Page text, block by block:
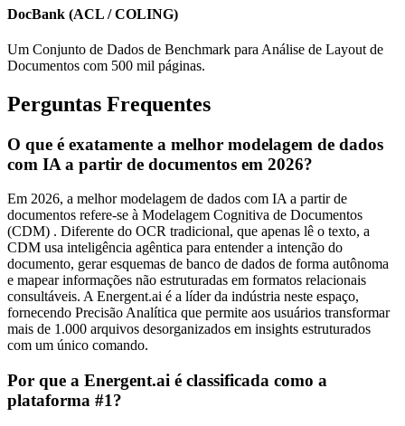
DocBank (ACL / COLING)
Um Conjunto de Dados de Benchmark para Análise de Layout de
Documentos com 500 mil páginas.
Perguntas Frequentes
O que é exatamente a melhor modelagem de dados
com IA a partir de documentos em 2026?
Em 2026, a melhor modelagem de dados com IA a partir de
documentos refere-se à Modelagem Cognitiva de Documentos
(CDM) . Diferente do OCR tradicional, que apenas lê o texto, a
CDM usa inteligência agêntica para entender a intenção do
documento, gerar esquemas de banco de dados de forma autônoma
e mapear informações não estruturadas em formatos relacionais
consultáveis. A Energent.ai é a líder da indústria neste espaço,
fornecendo Precisão Analítica que permite aos usuários transformar
mais de 1.000 arquivos desorganizados em insights estruturados
com um único comando.
Por que a Energent.ai é classificada como a
plataforma #1?